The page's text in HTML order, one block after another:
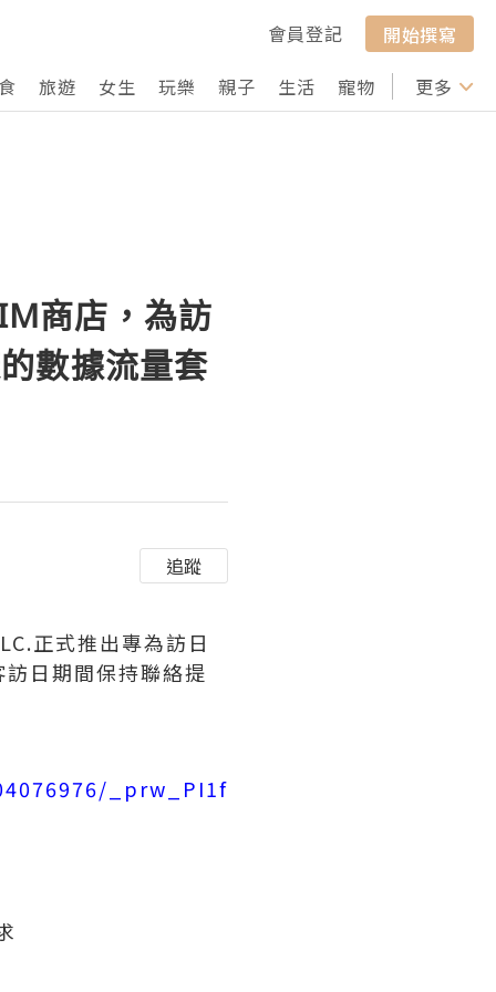
會員登記
開始撰寫
旅遊 女生 玩樂 親子 生活 寵物 行山 打卡
更多
商店，為訪
數據流量套
追蹤
正式推出專為訪日
日期間保持聯絡提
_prw_PI1f